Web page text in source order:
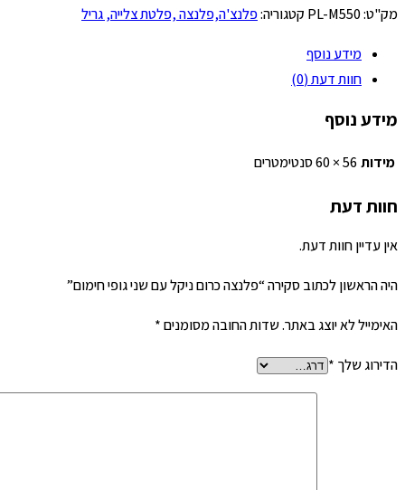
פלנצה
שני
חימום
מק"ט:PL-M550קטגוריה:פלנצ'ה,פלנצה ,פלטת צלייה, גריל
מידע נוסף
חוות דעת (0)
מידע נוסף
מידות56 × 60 סנטימטרים
חוות דעת
אין עדיין חוות דעת.
היה הראשון לכתוב סקירה “פלנצה כרום ניקל עם שני גופי חימום”
האימייל לא יוצג באתר.שדות החובה מסומנים*
הדירוג שלך*